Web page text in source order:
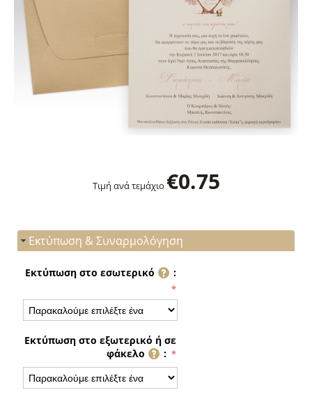
Τιμή ανά τεμάχιο €0.75
Εκτύπωση & Συναρμολόγηση
Εκτύπωση στο εσωτερικό :
Εκτύπωση στο εξωτερικό ή σε
φάκελο
: